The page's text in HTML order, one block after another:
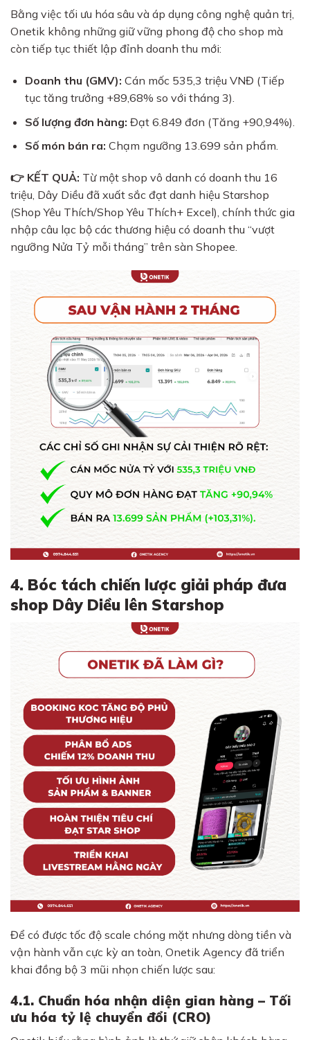
Bằng việc tối ưu hóa sâu và áp dụng công nghệ quản trị,
Onetik không những giữ vững phong độ cho shop mà
còn tiếp tục thiết lập đỉnh doanh thu mới:
Doanh thu (GMV): Cán mốc 535,3 triệu VNĐ (Tiếp
tục tăng trưởng +89,68% so với tháng 3).
Số lượng đơn hàng: Đạt 6.849 đơn (Tăng +90,94%).
Số món bán ra: Chạm ngưỡng 13.699 sản phẩm.
👉 KẾT QUẢ: Từ một shop vô danh có doanh thu 16
triệu, Dây Diều đã xuất sắc đạt danh hiệu Starshop
(Shop Yêu Thích/Shop Yêu Thích+ Excel), chính thức gia
nhập câu lạc bộ các thương hiệu có doanh thu “vượt
ngưỡng Nửa Tỷ mỗi tháng” trên sàn Shopee.
4. Bóc tách chiến lược giải pháp đưa
shop Dây Diều lên Starshop
Để có được tốc độ scale chóng mặt nhưng dòng tiền và
vận hành vẫn cực kỳ an toàn, Onetik Agency đã triển
khai đồng bộ 3 mũi nhọn chiến lược sau:
4.1. Chuẩn hóa nhận diện gian hàng – Tối
ưu hóa tỷ lệ chuyển đổi (CRO)